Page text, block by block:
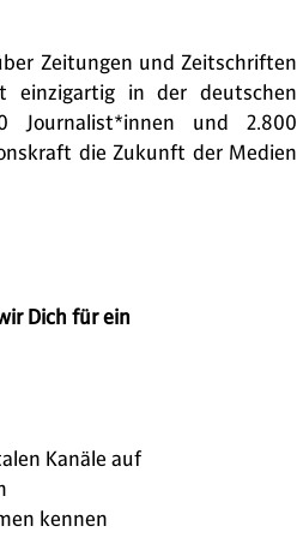
Zeitungen und Zeitschriften
in der deutschen
Journalist*innen und 2.800
die Zukunft der Medien
Dich für ein
Kanäle auf
kennen